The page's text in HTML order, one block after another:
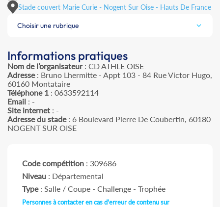
Stade couvert Marie Curie - Nogent Sur Oise - Hauts De France
Choisir une rubrique
Informations pratiques
Nom de l’organisateur: CD ATHLE OISE
Adresse: Bruno Lhermitte - Appt 103 - 84 Rue Victor Hugo,
60160 Montataire
Téléphone 1 : 0633592114
Email : -
Site internet : -
Adresse du stade: 6 Boulevard Pierre De Coubertin, 60180
NOGENT SUR OISE
Code compétition : 309686
Niveau : Départemental
Type: Salle / Coupe - Challenge - Trophée
Personnes à contacter en cas d'erreur de contenu sur